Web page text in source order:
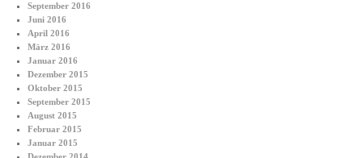
September 2016
Juni 2016
April 2016
März 2016
Januar 2016
Dezember 2015
Oktober 2015
September 2015
August 2015
Februar 2015
Januar 2015